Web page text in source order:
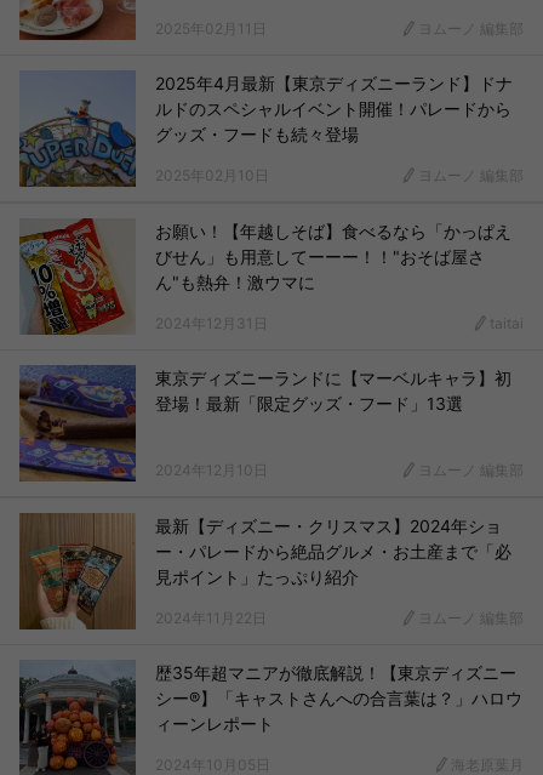
2025年02月11日 ヨムーノ 編集部
2025年4月最新【東京ディズニーランド】ドナ
ルドのスペシャルイベント開催！パレードから
グッズ・フードも続々登場
2025年02月10日 ヨムーノ 編集部
お願い！【年越しそば】食べるなら「かっぱえ
びせん」も用意してーーー！！"おそば屋さ
ん"も熱弁！激ウマに
2024年12月31日 taitai
東京ディズニーランドに【マーベルキャラ】初
登場！最新「限定グッズ・フード」13選
2024年12月10日 ヨムーノ 編集部
最新【ディズニー・クリスマス】2024年ショ
ー・パレードから絶品グルメ・お土産まで「必
見ポイント」たっぷり紹介
2024年11月22日 ヨムーノ 編集部
歴35年超マニアが徹底解説！【東京ディズニー
シー®︎】「キャストさんへの合言葉は？」ハロウ
ィーンレポート
2024年10月05日 海老原葉月